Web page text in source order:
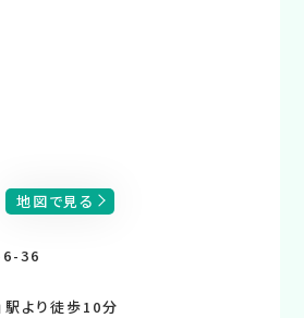
地図で見る
6-36
駅より徒歩10分